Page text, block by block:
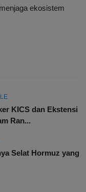
ekosistem
KICS dan Ekstensi
Ran...
Selat Hormuz yang